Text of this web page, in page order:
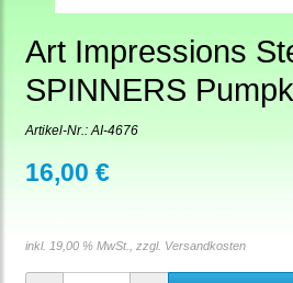
Art Impressions
SPINNERS
Artikel-Nr.: AI-4676
16,00 €
inkl. 19,00 % MwSt., zzgl. Versandkosten